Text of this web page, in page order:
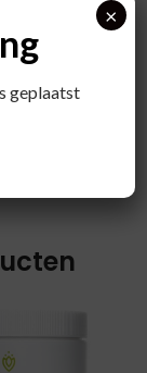
geplaatst
×